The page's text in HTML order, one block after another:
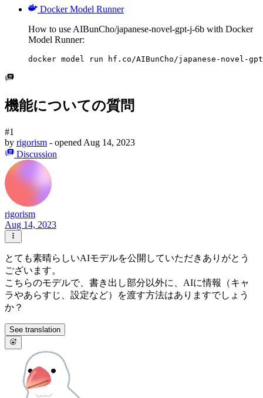
Docker Model Runner
How to use AIBunCho/japanese-novel-gpt-j-6b with Docker
Model Runner:
docker model run hf.co/AIBunCho/japanese-novel-
機能についての質問
#1
by rigorism - opened Aug 14, 2023
Discussion
rigorism
Aug 14, 2023
とても素晴らしいAIモデルを公開していただきありがとう
ございます。
こちらのモデルで、書き出し部分以外に、AIに情報（キャ
ラやあらすじ、設定など）を渡す方法はありますでしょう
か？
See translation